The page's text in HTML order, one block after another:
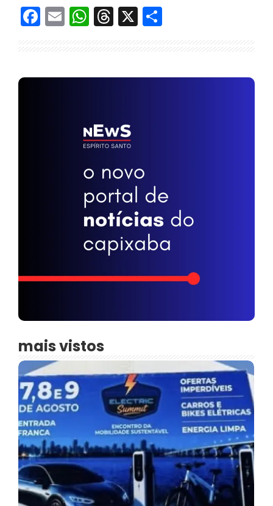
Facebook
EmailWhatsApp
Threads
X
mais vistos